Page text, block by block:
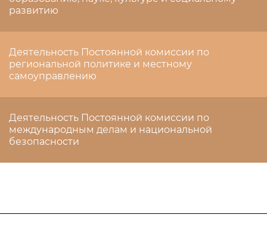
развитию
Деятельность Постоянной комиссии по
региональной политике и местному
самоуправлению
Деятельность Постоянной комиссии по
международным делам и национальной
безопасности